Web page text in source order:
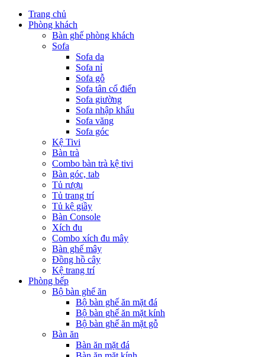
Trang chủ
Phòng khách
Bàn ghế phòng khách
Sofa
Sofa da
Sofa nỉ
Sofa gỗ
Sofa tân cổ điển
Sofa giường
Sofa nhập khẩu
Sofa văng
Sofa góc
Kệ Tivi
Bàn trà
Combo bàn trà kệ tivi
Bàn góc, tab
Tủ rượu
Tủ trang trí
Tủ kệ giầy
Bàn Console
Xích đu
Combo xích đu mây
Bàn ghế mây
Đồng hồ cây
Kệ trang trí
Phòng bếp
Bộ bàn ghế ăn
Bộ bàn ghế ăn mặt đá
Bộ bàn ghế ăn mặt kính
Bộ bàn ghế ăn mặt gỗ
Bàn ăn
Bàn ăn mặt đá